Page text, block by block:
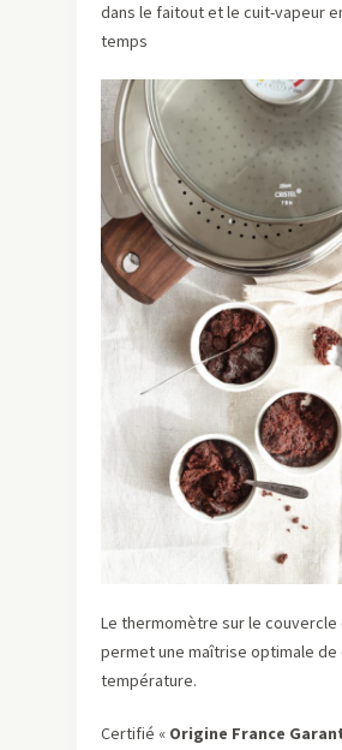
dans le faitout et le cuit-vapeur
temps
Le thermomètre sur le couvercle
permet une maîtrise optimale
température.
Certifié « Origine France